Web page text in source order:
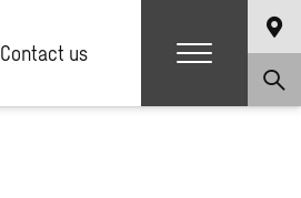
Contact us